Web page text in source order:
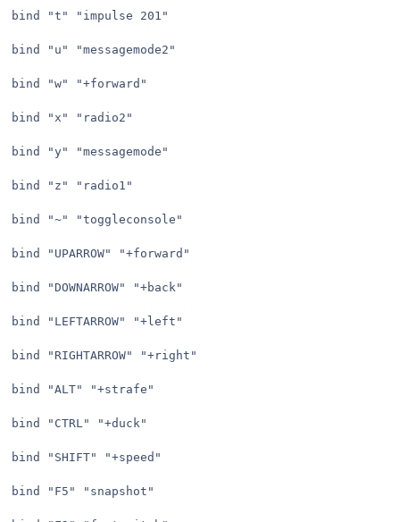
bind "t" "impulse 201"
bind "u" "messagemode2"
bind "w" "+forward"
bind "x" "radio2"
bind "y" "messagemode"
bind "z" "radio1"
bind "~" "toggleconsole"
bind "UPARROW" "+forward"
bind "DOWNARROW" "+back"
bind "LEFTARROW" "+left"
bind "RIGHTARROW" "+right"
bind "ALT" "+strafe"
bind "CTRL" "+duck"
bind "SHIFT" "+speed"
bind "F5" "snapshot"